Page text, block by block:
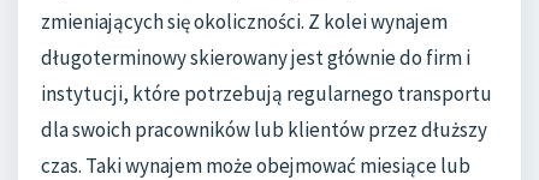
zmieniających się okoliczności. Z kolei wynajem
długoterminowy skierowany jest głównie do firm i
instytucji, które potrzebują regularnego transportu
dla swoich pracowników lub klientów przez dłuższy
czas. Taki wynajem może obejmować miesiące lub